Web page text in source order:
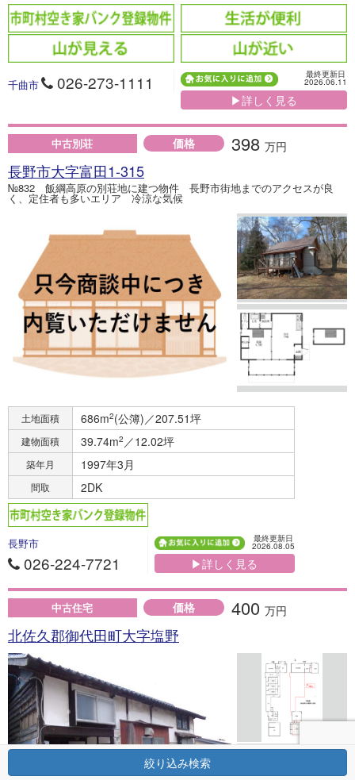
千曲市 026-273-1111 最終更新日
2026.06.11
▶詳しく見る
中古別荘 価格 398 万円
長野市大字富田1-315
№832 飯綱高原の別荘地に建つ物件 長野市街地までのアクセスが良
く、定住者も多いエリア 冷涼な気候
土地面積 686m2(公簿)／207.51坪
建物面積 39.74m2 ／12.02坪
築年月 1997年3月
間取 2DK
長野市
026-224-7721
最終更新日
2026.08.05
▶詳しく見る
中古住宅 価格 400 万円
北佐久郡御代田町大字塩野
絞り込み検索